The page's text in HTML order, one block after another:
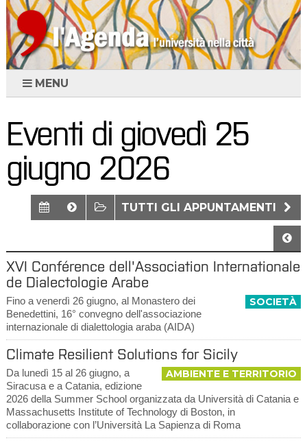
MENU
Eventi di giovedì 25
giugno 2026
TUTTI GLI APPUNTAMENTI
XVI Conférence dell'Association Internationale
de Dialectologie Arabe
SOCIETÀ
Fino a venerdì 26 giugno, al Monastero dei
Benedettini, 16° convegno dell'associazione
internazionale di dialettologia araba (AIDA)
Climate Resilient Solutions for Sicily
AMBIENTE E TERRITORIO
Da lunedì 15 al 26 giugno, a
Siracusa e a Catania, edizione
2026 della Summer School organizzata da Università di Catania e
Massachusetts Institute of Technology di Boston, in
collaborazione con l’Università La Sapienza di Roma